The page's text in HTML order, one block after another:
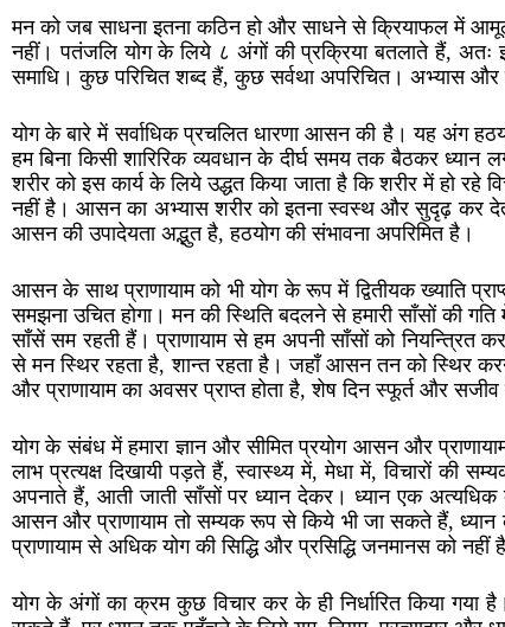
मन को जब साधना इतना कठिन हो और साधने से क्रियाफल में
नहीं। पतंजलि योग के लिये ८ अंगों की प्रक्रिया बतलाते हैं, अतः
समाधि। कुछ परिचित शब्द हैं, कुछ सर्वथा अपरिचित। अभ्यास और
योग के बारे में सर्वाधिक प्रचलित धारणा आसन की है। यह अंग
हम बिना किसी शारिरिक व्यवधान के दीर्घ समय तक बैठकर
शरीर को इस कार्य के लिये उद्धत किया जाता है कि शरीर में हो
नहीं है। आसन का अभ्यास शरीर को इतना स्वस्थ और सुदृढ़ कर देता है
आसन की उपादेयता अद्भुत है, हठयोग की संभावना अपरिमित है।
आसन के साथ प्राणायाम को भी योग के रूप में द्वितीयक ख्याति
समझना उचित होगा। मन की स्थिति बदलने से हमारी साँसों की
साँसें सम रहती हैं। प्राणायाम से हम अपनी साँसों को नियन्त्रित
से मन स्थिर रहता है, शान्त रहता है। जहाँ आसन तन को स्थिर
और प्राणायाम का अवसर प्राप्त होता है, शेष दिन स्फूर्त और सजीव
योग के संबंध में हमारा ज्ञान और सीमित प्रयोग आसन और
लाभ प्रत्यक्ष दिखायी पड़ते हैं, स्वास्थ्य में, मेधा में, विचारों की
अपनाते हैं, आती जाती साँसों पर ध्यान देकर। ध्यान एक अत्यधिक
आसन और प्राणायाम तो सम्यक रूप से किये भी जा सकते हैं, ध्यान
प्राणायाम से अधिक योग की सिद्धि और प्रसिद्धि जनमानस को नहीं
योग के अंगों का क्रम कुछ विचार कर के ही निर्धारित किया